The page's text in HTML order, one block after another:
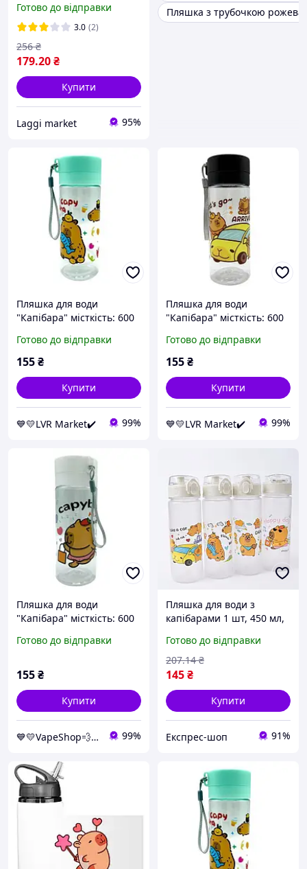
для спорту / Пляшка для
води туристична
Готово до відправки
3.0 (2)
179.20₴
256 ₴
Купити
Laggi market 95%
Пляшка з трубочкою рожева
Пляшка для води
"Капібара" місткість: 600
пакеті (МʼЯТНИЙ)
Готово до відправки
155₴
Купити
💙💛LVR Market✔️ 99%
Пляшка для води
"Капібара" місткість: 600
пакеті (ЧОРНИЙ)
Готово до відправки
155₴
Купити
💙💛LVR Market✔️ 99%
Пляшка для води
"Капібара" місткість: 600
пакеті (БІЛИЙ)
Готово до відправки
155₴
Купити
💙💛VapeShop💨"La VapoR"💨 99%
Пляшка для води з
капібарами 1 шт, 450 мл,
спорту / Дитяча пляшка
для води / Поїльник у
школу
Готово до відправки
145₴
207.14 ₴
Купити
Експрес-шоп 91%